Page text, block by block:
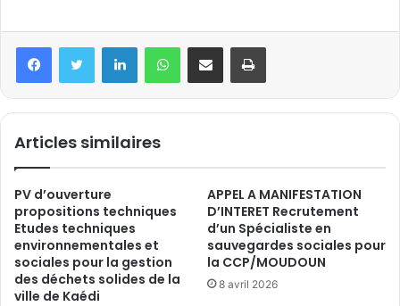
Articles similaires
PV d’ouverture
propositions techniques
Etudes techniques
environnementales et
sociales pour la gestion
des déchets solides de la
ville de Kaédi
APPEL A MANIFESTATION
D’INTERET Recrutement
d’un Spécialiste en
sauvegardes sociales pour
la CCP/MOUDOUN
8 avril 2026